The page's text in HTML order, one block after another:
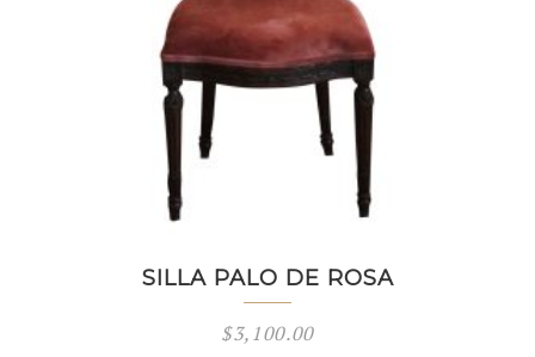
SILLA PALO DE ROSA
$3,100.00